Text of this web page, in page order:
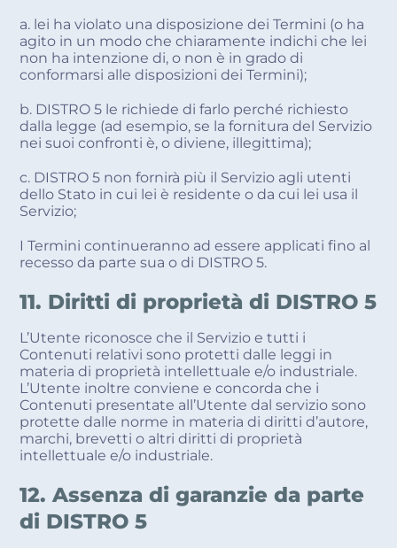
a. lei ha violato una disposizione dei Termini (o ha
agito in un modo che chiaramente indichi che lei
non ha intenzione di, o non è in grado di
conformarsi alle disposizioni dei Termini);
b. DISTRO 5 le richiede di farlo perché richiesto
dalla legge (ad esempio, se la fornitura del Servizio
nei suoi confronti è, o diviene, illegittima);
c. DISTRO 5 non fornirà più il Servizio agli utenti
dello Stato in cui lei è residente o da cui lei usa il
Servizio;
I Termini continueranno ad essere applicati fino al
recesso da parte sua o di DISTRO 5.
11. Diritti di proprietà di DISTRO 5
L’Utente riconosce che il Servizio e tutti i
Contenuti relativi sono protetti dalle leggi in
materia di proprietà intellettuale e/o industriale.
L’Utente inoltre conviene e concorda che i
Contenuti presentate all’Utente dal servizio sono
protette dalle norme in materia di diritti d’autore,
marchi, brevetti o altri diritti di proprietà
intellettuale e/o industriale.
12. Assenza di garanzie da parte
di DISTRO 5